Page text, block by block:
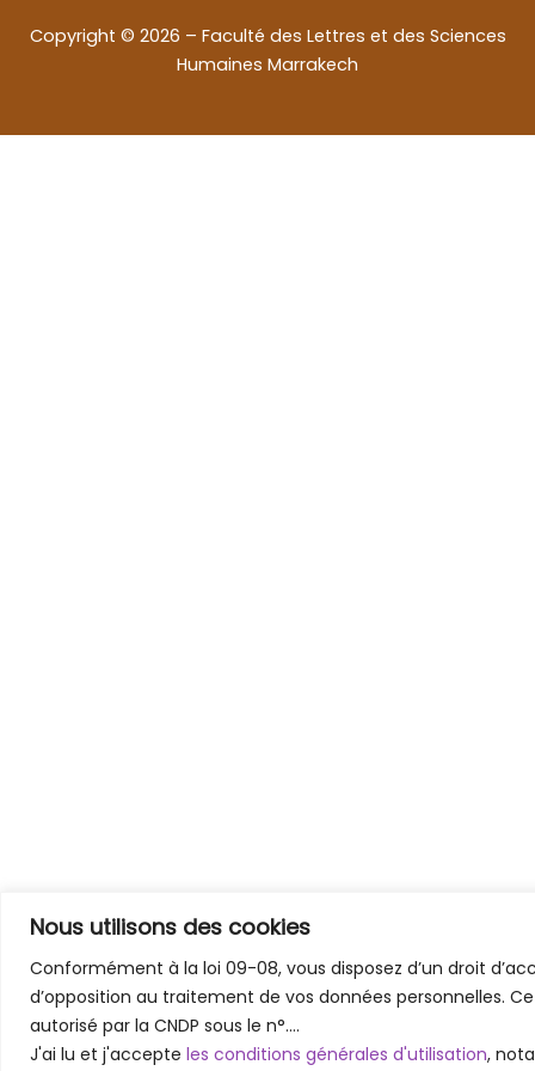
Nous utilisons des cookies
Conformément à la loi 09-08, vous disposez d’un droit
d’opposition au traitement de vos données personnelles.
autorisé par la CNDP sous le n°….
J'ai lu et j'accepte les conditions générales d'utilisation,
Copyright © 2026 – Faculté des Lettres et des Sciences
Humaines Marrakech